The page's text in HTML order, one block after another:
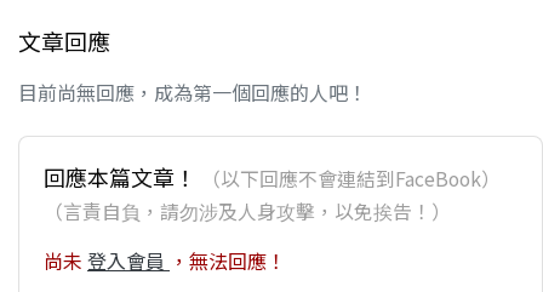
文章回應
目前尚無回應，成為第一個回應的人吧！
回應本篇文章！
（以下回應不會連結到FaceBook）
（言責自負，請勿涉及人身攻擊，以免挨告！）
尚未 登入會員 ，無法回應！